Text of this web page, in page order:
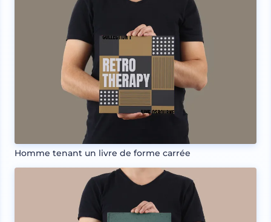
Homme tenant un livre de forme carrée